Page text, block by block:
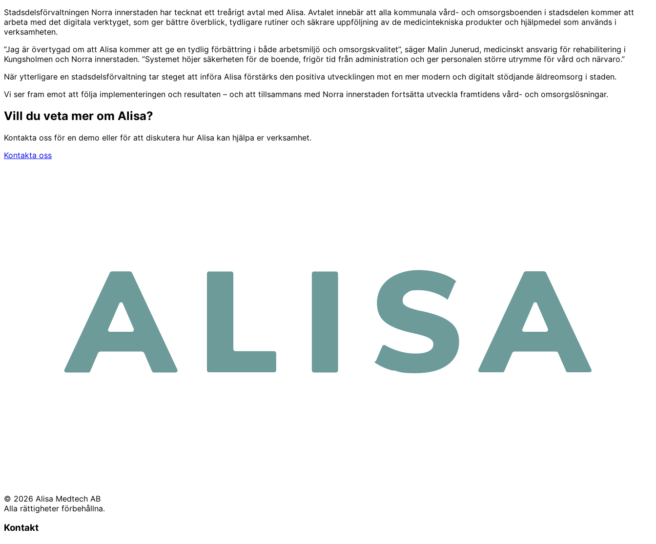
Stadsdelsförvaltningen Norra innerstaden har tecknat ett treårigt avtal med Alisa. Avtalet innebär att alla kommunala vård- och omsorgsboenden i stadsdelen kommer att
arbeta med det digitala verktyget, som ger bättre överblick, tydligare rutiner och säkrare uppföljning av de medicintekniska produkter och hjälpmedel som används i
verksamheten.
”Jag är övertygad om att Alisa kommer att ge en tydlig förbättring i både arbetsmiljö och omsorgskvalitet”, säger Malin Junerud, medicinskt ansvarig för rehabilitering i
Kungsholmen och Norra innerstaden. ”Systemet höjer säkerheten för de boende, frigör tid från administration och ger personalen större utrymme för vård och närvaro.”
När ytterligare en stadsdelsförvaltning tar steget att införa Alisa förstärks den positiva utvecklingen mot en mer modern och digitalt stödjande äldreomsorg i staden.
Vi ser fram emot att följa implementeringen och resultaten – och att tillsammans med Norra innerstaden fortsätta utveckla framtidens vård- och omsorgslösningar.
Vill du veta mer om Alisa?
Kontakta oss för en demo eller för att diskutera hur Alisa kan hjälpa er verksamhet.
Kontakta oss
© 2026 Alisa Medtech AB
Alla rättigheter förbehållna.
Kontakt